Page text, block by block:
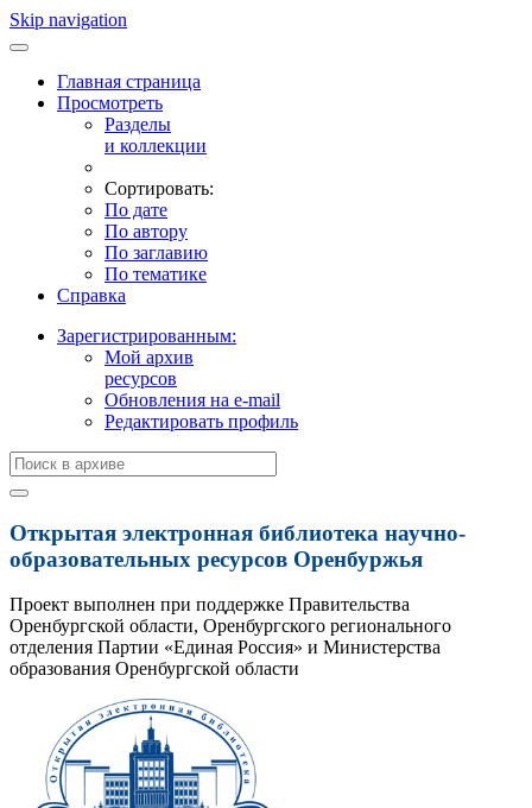
Skip navigation
Главная страница
Просмотреть
Разделы
и коллекции
Сортировать:
По дате
По автору
По заглавию
По тематике
Справка
Зарегистрированным:
Мой архив
ресурсов
Обновления на e-mail
Редактировать профиль
Открытая электронная библиотека научно-
образовательных ресурсов Оренбуржья
Проект выполнен при поддержке Правительства
Оренбургской области, Оренбургского регионального
отделения Партии «Единая Россия» и Министерства
образования Оренбургской области